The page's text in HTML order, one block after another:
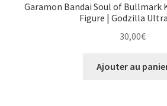
Garamon Bandai Soul of Bullmark
Figure | Godzilla
30,00€
Ajouter au